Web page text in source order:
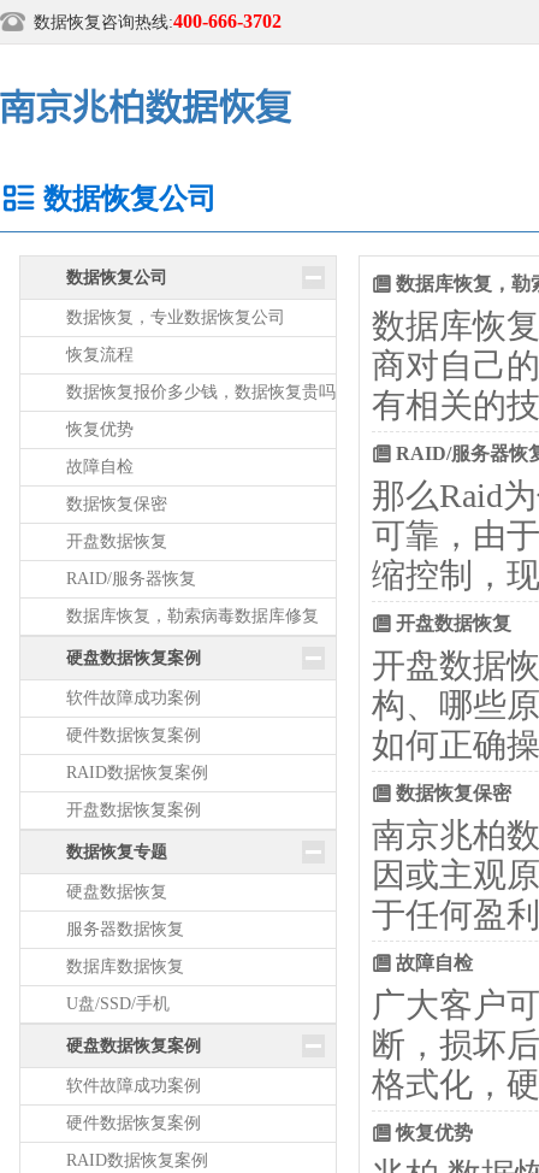
数据恢复咨询热线:400-666-3702
数据恢复公司
数据恢复公司
数据恢复，专业数据恢复公司
恢复流程
数据恢复报价多少钱，数据恢复贵吗
恢复优势
故障自检
数据恢复保密
开盘数据恢复
RAID/服务器恢复
数据库恢复，勒索病毒数据库修复
硬盘数据恢复案例
软件故障成功案例
硬件数据恢复案例
RAID数据恢复案例
开盘数据恢复案例
数据恢复专题
硬盘数据恢复
服务器数据恢复
数据库数据恢复
U盘/SSD/手机
硬盘数据恢复案例
软件故障成功案例
硬件数据恢复案例
RAID数据恢复案例
数据库恢复，勒
数据库恢
商对自己
有相关的
RAID/服务器恢
那么Raid
可靠，由
缩控制，
开盘数据恢复
开盘数据
构、哪些
如何正确
数据恢复保密
南京兆柏
因或主观
于任何盈
故障自检
广大客户
断，损坏
格式化，
恢复优势